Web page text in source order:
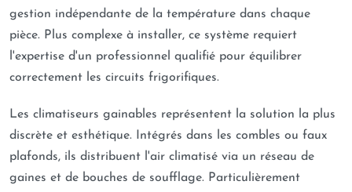
gestion indépendante de la température dans chaque
pièce. Plus complexe à installer, ce système requiert
l'expertise d'un professionnel qualifié pour équilibrer
correctement les circuits frigorifiques.
Les climatiseurs gainables représentent la solution la plus
discrète et esthétique. Intégrés dans les combles ou faux
plafonds, ils distribuent l'air climatisé via un réseau de
gaines et de bouches de soufflage. Particulièrement